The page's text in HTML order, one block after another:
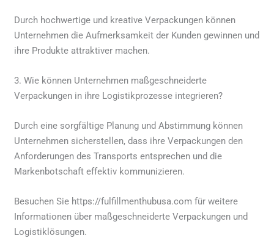
Durch hochwertige und kreative Verpackungen können
Unternehmen die Aufmerksamkeit der Kunden gewinnen und
ihre Produkte attraktiver machen.
3. Wie können Unternehmen maßgeschneiderte
Verpackungen in ihre Logistikprozesse integrieren?
Durch eine sorgfältige Planung und Abstimmung können
Unternehmen sicherstellen, dass ihre Verpackungen den
Anforderungen des Transports entsprechen und die
Markenbotschaft effektiv kommunizieren.
Besuchen Sie https://fulfillmenthubusa.com für weitere
Informationen über maßgeschneiderte Verpackungen und
Logistiklösungen.